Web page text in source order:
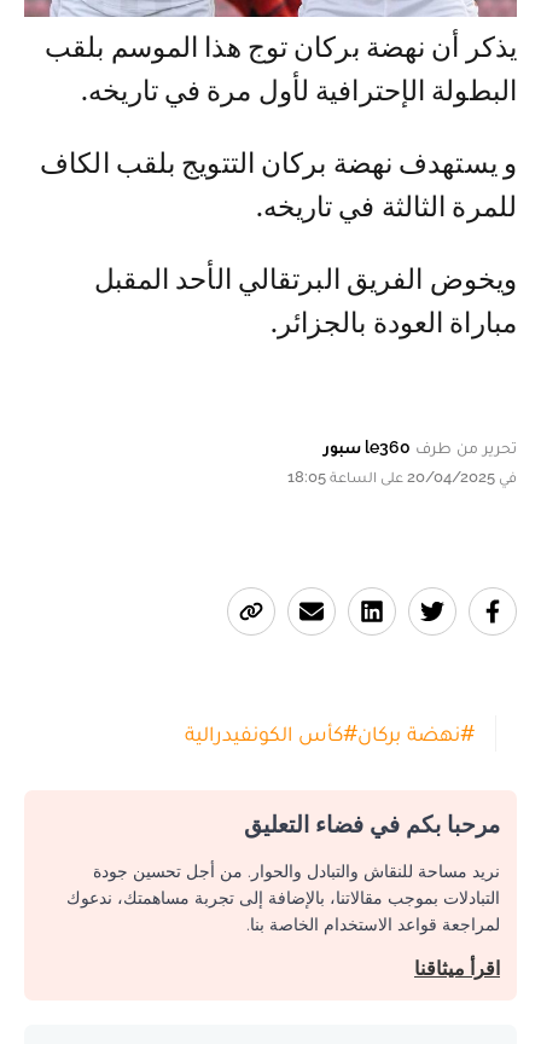
يذكر أن نهضة بركان توج هذا الموسم بلقب
البطولة الإحترافية لأول مرة في تاريخه.
و يستهدف نهضة بركان التتويج بلقب الكاف
للمرة الثالثة في تاريخه.
ويخوض الفريق البرتقالي الأحد المقبل
مباراة العودة بالجزائر.
تحرير من طرف le360 سبور
في 20/04/2025 على الساعة 18:05
#نهضة بركان#كأس الكونفيدرالية
مرحبا بكم في فضاء التعليق
نريد مساحة للنقاش والتبادل والحوار. من أجل تحسين جودة
التبادلات بموجب مقالاتنا، بالإضافة إلى تجربة مساهمتك، ندعوك
لمراجعة قواعد الاستخدام الخاصة بنا.
اقرأ ميثاقنا